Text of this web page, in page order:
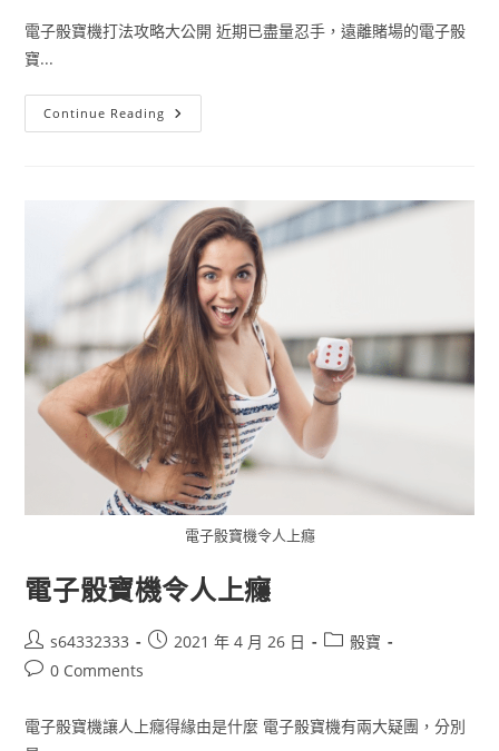
電子骰寶機打法攻略大公開 近期已盡量忍手，遠離賭場的電子骰
寶...
Continue Reading
電子骰寶機令人上癮
電子骰寶機令人上癮
s64332333 2021 年 4 月 26 日
骰寶
0 Comments
電子骰寶機讓人上癮得緣由是什麼 電子骰寶機有兩大疑團，分別